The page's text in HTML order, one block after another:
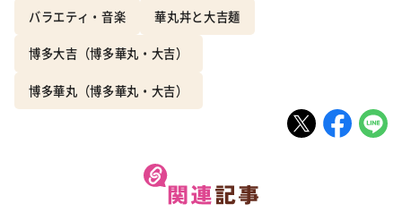
バラエティ・音楽 華丸丼と大吉麺
博多大吉（博多華丸・大吉）
博多華丸（博多華丸・大吉）